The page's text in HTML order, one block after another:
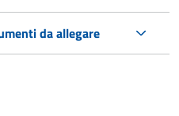
da allegare